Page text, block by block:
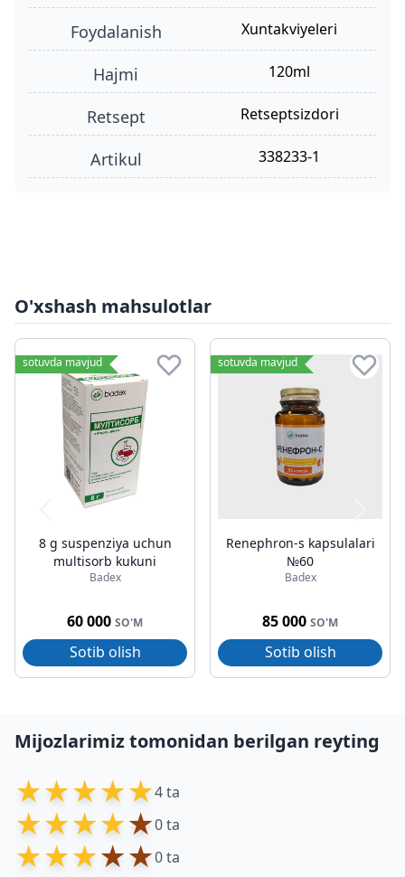
foydalanish xuntakviyeleri
hajmi 120ml
retsept retseptsizdori
Artikul 338233-1
O'xshash mahsulotlar
sotuvda mavjud
8 g suspenziya uchun
multisorb kukuni
Badex
60 000 SO'M
Sotib olish
sotuvda mavjud
Renephron-s kapsulalari
№60
Badex
85 000 SO'M
Sotib olish
Mijozlarimiz tomonidan berilgan reyting
★★★★★4 ta
★★★★★0 ta
★★★★★0 ta